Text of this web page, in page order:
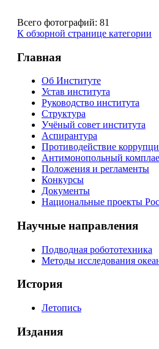
Всего фотографий: 81
К обзорной странице категории
Главная
Об Институте
Устав института
Руководство института
Структура
Учёный совет института
Аспирантура
Противодействие
Антимонопольный
Положения и регламенты
Конкурсы
Документы
Национальные проекты
Научные направления
Подводная робототехника
Методы исследования
История
Летопись
Издания